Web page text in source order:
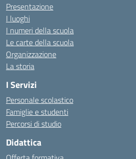
Presentazione
I luoghi
I numeri della scuola
Le carte della scuola
Organizzazione
La storia
I Servizi
Personale scolastico
Famiglie e studenti
Percorsi di studio
Didattica